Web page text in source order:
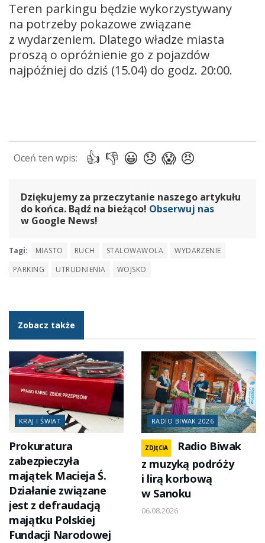
Teren parkingu będzie wykorzystywany
na potrzeby pokazowe związane
z wydarzeniem. Dlatego władze miasta
proszą o opróżnienie go z pojazdów
najpóźniej do dziś (15.04) do godz. 20:00.
Dziękujemy za przeczytanie naszego artykułu
do końca. Bądź na bieżąco! Obserwuj nas
w Google News!
Tagi: MIASTO RUCH STALOWAWOLA
WYDARZENIE
PARKING
UTRUDNIENIA WOJSKO
Zobacz także
KRAJ I ŚWIAT
Prokuratura
zabezpieczyła
majątek Macieja Ś.
Działanie związane
jest z defraudacją
majątku Polskiej
Fundacji Narodowej
RADIO BIWAK 2026
ZDJĘCIA
Radio Biwak
z muzyką podróży
i lirą korbową
w Sanoku
06.08.2026